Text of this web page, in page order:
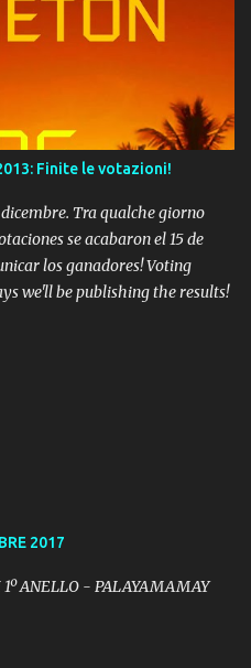
Finite le votazioni!
Tra qualche giorno
se acabaron el 15 de
los ganadores! Voting
we'll be publishing the results!
2017
ANELLO - PALAYAMAMAY